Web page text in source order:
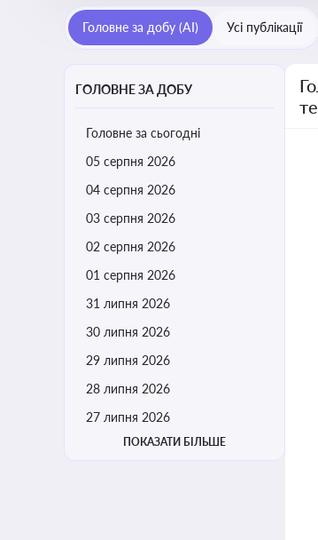
Головне за добу (AI) Усі публікації
ГОЛОВНЕ ЗА ДОБУ
Головне за сьогодні
05 серпня 2026
04 серпня 2026
03 серпня 2026
02 серпня 2026
01 серпня 2026
31 липня 2026
30 липня 2026
29 липня 2026
28 липня 2026
27 липня 2026
ПОКАЗАТИ БІЛЬШЕ